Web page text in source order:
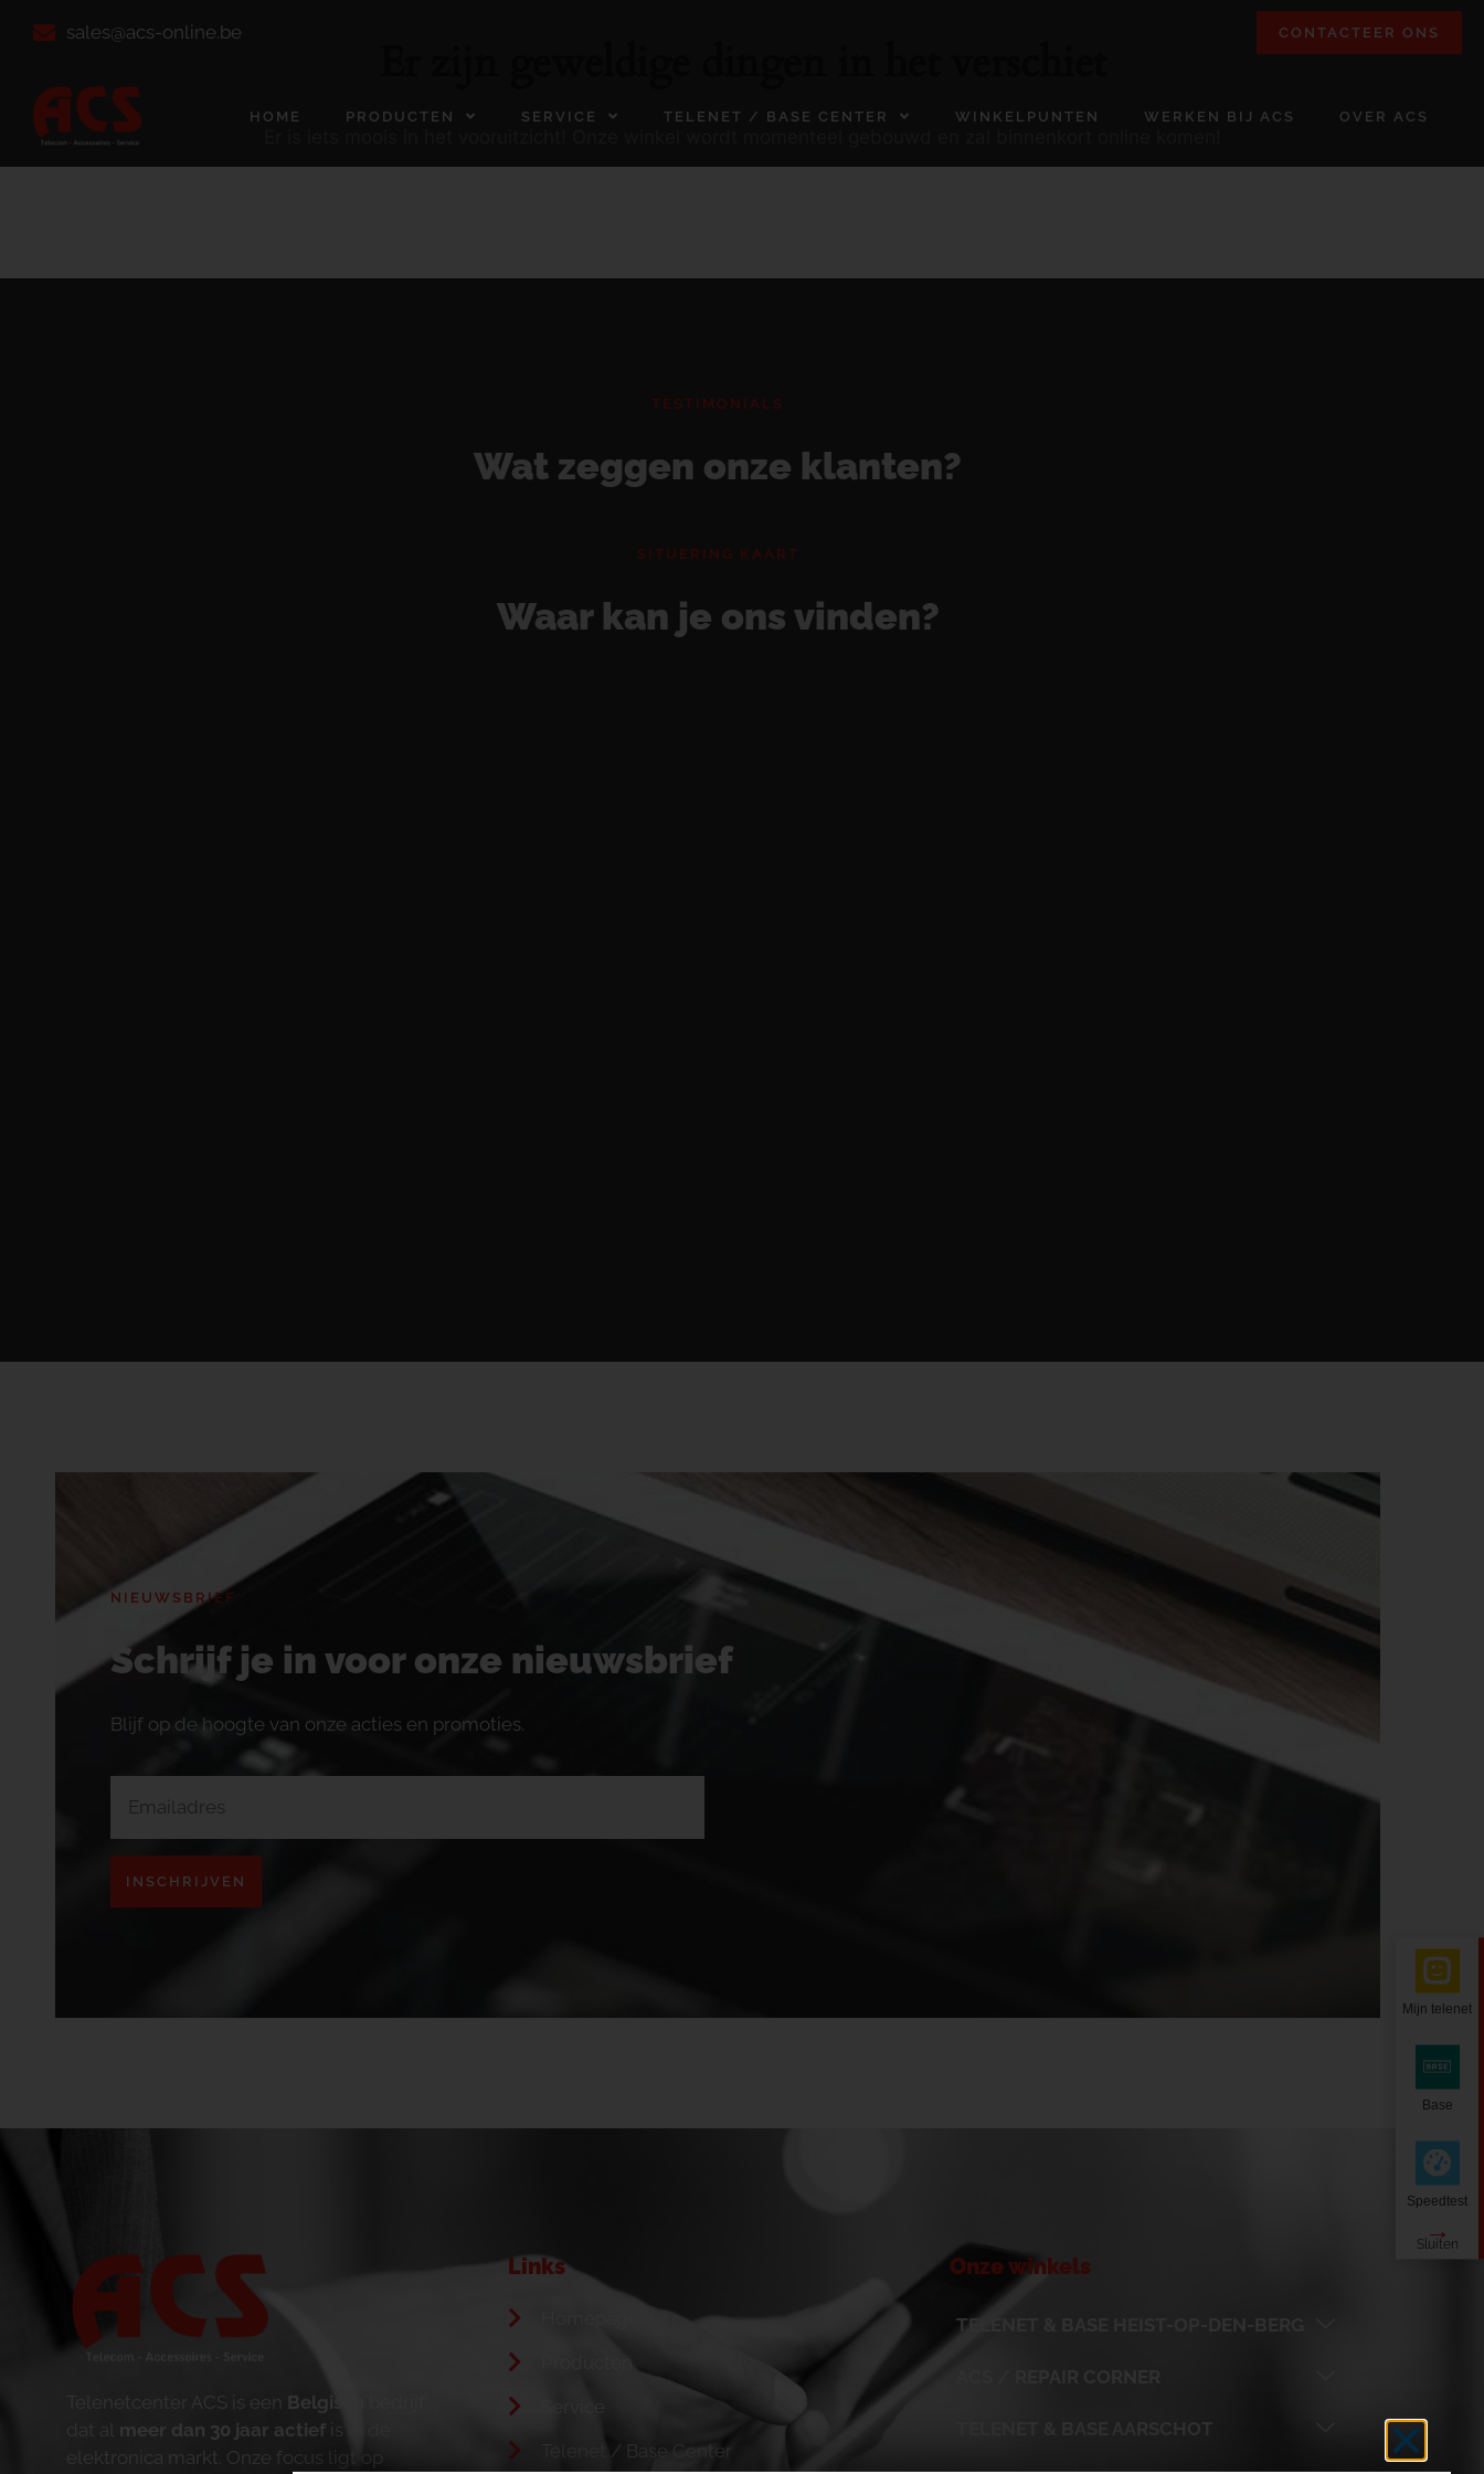
sales@acs-online.be CONTACTEER ONS
HOME PRODUCTEN SERVICE TELENET / BASE CENTER WINKELPUNTEN WERKEN BIJ ACS OVER ACS
TESTIMONIALS
Wat zeggen onze klanten?
SITUERING KAART
Waar kan je ons vinden?
NIEUWSBRIEF
Schrijf je in voor onze nieuwsbrief
Blijf op de hoogte van onze acties en promoties.
INSCHRIJVEN
Telenetcenter ACS is een Belgisch
dat al meer dan 30 jaar actief is in de
elektronica markt. Onze focus ligt op
Links
Telenet / Base Center
Onze winkels
TELENET & BASE HEIST-OP-DEN-BERG
Mijn telenet
Base
Speedtest